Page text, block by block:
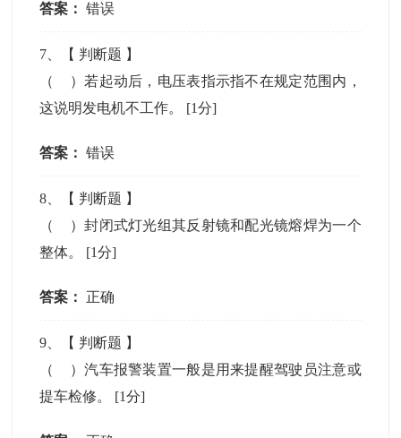
答案： 错误
7 、【 判断题 】
（ ）若起动后，电压表指示指不在规定范围内，
这说明发电机不工作。 [1分]
答案： 错误
8 、【 判断题 】
（ ）封闭式灯光组其反射镜和配光镜熔焊为一个
整体。 [1分]
答案： 正确
9 、【 判断题 】
（ ）汽车报警装置一般是用来提醒驾驶员注意或
提车检修。 [1分]